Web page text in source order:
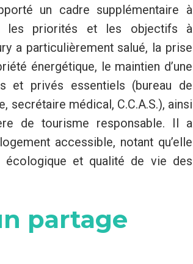
un cadre supplémentaire à
les priorités et les objectifs à
a particulièrement salué, la prise
énergétique, le maintien d’une
et privés essentiels (bureau de
secrétaire médical, C.C.A.S.), ainsi
de tourisme responsable. Il a
accessible, notant qu’elle
et qualité de vie des
partage